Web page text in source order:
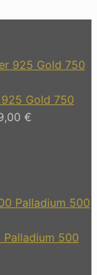
Gold 750
€
Palladium 500